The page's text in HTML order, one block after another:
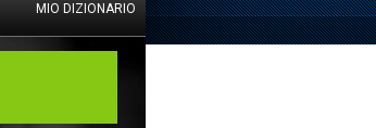
MIO DIZIONARIO